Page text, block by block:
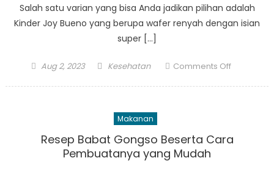
Salah satu varian yang bisa Anda jadikan pilihan adalah
Kinder Joy Bueno yang berupa wafer renyah dengan isian
super […]
Posted
Aug 2, 2023 Author
Kesehatan Comments Offon
yang
Makanan
Resep Babat Gongso Beserta Cara
Pembuatanya yang Mudah